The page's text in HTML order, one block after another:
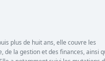
plus de huit ans, elle couvre les
de la gestion et des finances, ainsi